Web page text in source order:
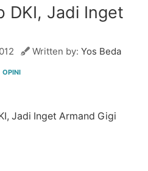
DKI, Jadi Inget
Written by: Yos Beda
OPINI